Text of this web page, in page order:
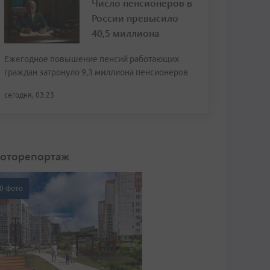
Число пенсионеров в
России превысило
40,5 миллиона
Ежегодное повышение пенсий работающих
граждан затронуло 9,3 миллиона пенсионеров
сегодня, 03:23
фото